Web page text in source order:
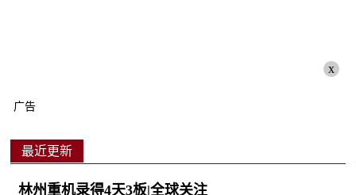
x
广告
最近更新
林州重机录得4天3板|全球关注